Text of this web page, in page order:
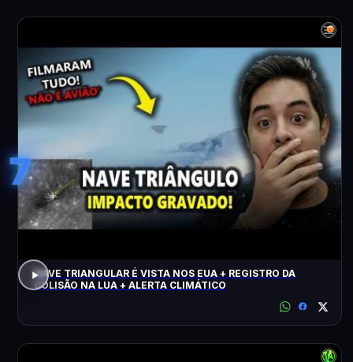
7
NAVE TRIANGULAR É VISTA NOS EUA + REGISTRO DA
COLISÃO NA LUA + ALERTA CLIMÁTICO